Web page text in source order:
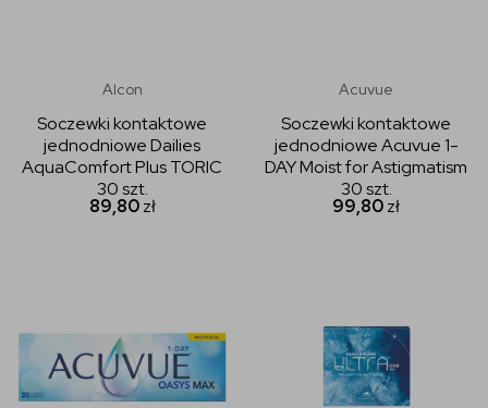
Alcon
Soczewki kontaktowe
jednodniowe Dailies
AquaComfort Plus TORIC
30 szt.
89,80zł
Acuvue
Soczewki kontaktowe
jednodniowe Acuvue 1-
DAY Moist for Astigmatism
30 szt.
99,80zł